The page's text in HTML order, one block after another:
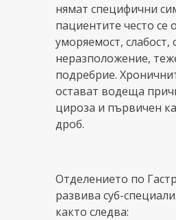
нямат специфични
пациентите често се
уморяемост,
неразположение,
подребрие.
остават водеща
цироза и първичен
дроб.
Отделението по
развива суб-
както следва: